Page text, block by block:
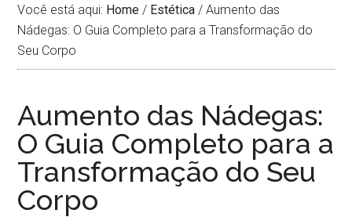
Você está aqui: Home / Estética / Aumento das
Nádegas: O Guia Completo para a Transformação do
Seu Corpo
Aumento das Nádegas:
O Guia Completo para a
Transformação do Seu
Corpo